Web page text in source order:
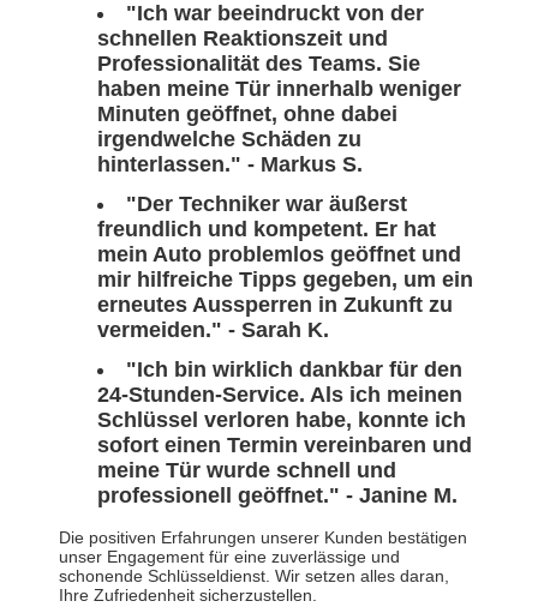
"Ich war beeindruckt von der
schnellen Reaktionszeit und
Professionalität des Teams. Sie
haben meine Tür innerhalb weniger
Minuten geöffnet, ohne dabei
irgendwelche Schäden zu
hinterlassen." - Markus S.
"Der Techniker war äußerst
freundlich und kompetent. Er hat
mein Auto problemlos geöffnet und
mir hilfreiche Tipps gegeben, um ein
erneutes Aussperren in Zukunft zu
vermeiden." - Sarah K.
"Ich bin wirklich dankbar für den
24-Stunden-Service. Als ich meinen
Schlüssel verloren habe, konnte ich
sofort einen Termin vereinbaren und
meine Tür wurde schnell und
professionell geöffnet." - Janine M.
Die positiven Erfahrungen unserer Kunden bestätigen
unser Engagement für eine zuverlässige und
schonende Schlüsseldienst. Wir setzen alles daran,
Ihre Zufriedenheit sicherzustellen.